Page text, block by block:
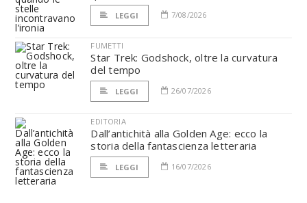
LEGGI 7/08/2026
FUMETTI
Star Trek: Godshock, oltre la curvatura
del tempo
LEGGI 26/07/2026
EDITORIA
Dall’antichità alla Golden Age: ecco la
storia della fantascienza letteraria
LEGGI 16/07/2026